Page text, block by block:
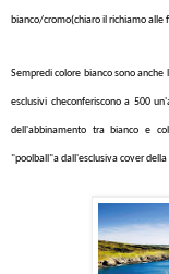
bianco/cromo(chiaro il richiamo alle
Sempredi colore bianco sono
esclusivi checonferiscono a 500
dell'abbinamento tra bianco e
"poolball"a dall'esclusiva cover della